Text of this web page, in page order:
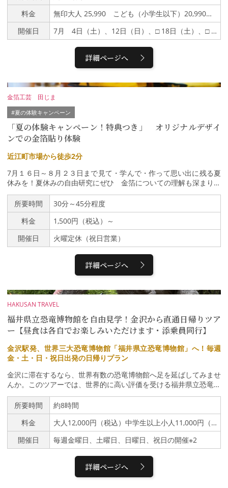
歩＞↓黒部湖駅 ＜黒部ケーブルカー＞↓黒部平駅 ＜立山ロープ
ウェイ＞↓大観峰駅 ＜立山トンネル電気バス＞↓立山室堂（自由
散策／１時間滞在）＜立山高原バス＞↓美女平駅 ＜立山ケーブル
カー＞↓立山駅↓金沢駅 １８：３０頃※帰着時間は当日の天候・
てお弁当をお渡しします。・添乗員が同行いたします・運行バス会
社 北陸鉄道グループ（北陸鉄道・北鉄能登バス・北鉄白山バス・
料金
無印大人 25,990 こども（小学生以下）20,990円□印大人 26,990円 こども（小学生以下）21,990円
開催日
7月 4日（土）、12日（日）、□ 18日（土）、□ 20日（祝）、□ 26日（日）8月 □ 1日（土）、□ 9日（日）、□ 11日（祝）、□ 13日（木）、□ 15日（土）、23日（日）、29日（土）9月 5日（土）、13日（日）、□ 19日（土）、□ 21日（祝）、□ 23日（祝）、□ 27日（日）10月 □ 3日（土）、□ 7日（水）、□ 10日（土）、□ 12日（祝）、 18日（日）、24日（土）
詳細ページへ
「夏の体験キャンペーン！特典つき」 オリジナルデザイ
ンでの金箔貼り体験
金箔工芸 田じま
#夏の体験キャンペーン
近江町市場から徒歩2分
7月１６日～８月２３日まで見て・学んで・作って思い出に残る夏
休みを！夏休みの自由研究にぜひ 金箔についての理解も深まりま
す体験された方には金箔入りの「あぶらとり紙」をプレゼント♪
（夏の体験キャンペーン期間限定）薄さ1／１００００ミリの金箔
をシールやマスキングテープを使ってお皿・お箸・コンパクトミラ
ー・ペンダント・小判に貼る体験です。体験が初めてで、できるか
しらと不安な方でも安心してお越しください。ゆっくりとご説明い
たします。オリジナル作品を作りたい方。ご相談くださいませ。ス
所要時間
30分～45分程度
料金
1,500円（税込）～
開催日
火曜定休（祝日営業）
詳細ページへ
福井県立恐竜博物館を自由見学！金沢から直通日帰りツア
ー【昼食は各自でお楽しみいただけます・添乗員同行】
HAKUSAN TRAVEL
金沢駅発、世界三大恐竜博物館「福井県立恐竜博物館」へ！毎週
金・土・日・祝日出発の日帰りプラン
金沢に滞在するなら、世界有数の恐竜博物館へ足を延ばしてみませ
んか。このツアーでは、世界的に高い評価を受ける福井県立恐竜博
アルに動く恐竜ロボット、臨場感あふれる展示などを通して、恐竜
の世界を存分に体感できます。金沢発着では唯一の直行少人数ツア
ーなので、電車の乗り換えは不要。快適に博物館まで移動できま
す。旅は、博物館に到着する前から恐竜の世界が始まります。 車
窓の景色が街並みから山々へと移り変わる中、ガイドがクイズを交
えながら「なぜ福井が日本を代表する恐竜の地となったのか」を楽
しくご案内します。博物館へ到着する頃には、まるで恐竜時代への
冒険が始まるかのような気分で、館内へ足を踏み入れていただけま
す。 また、館内の見どころやおすすめの見学ルート、昼食につい
所要時間
約8時間
料金
大人12,000円（税込）中学生以上小人11,000円（税込）小学生幼児8,000円（税込）未就学児2歳以下無料
開催日
毎週金曜日、土曜日、日曜日、祝日の開催※2
詳細ページへ